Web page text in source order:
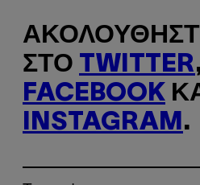
ΣΤΟ TWITTER
FACEBOOK
INSTAGRAM .